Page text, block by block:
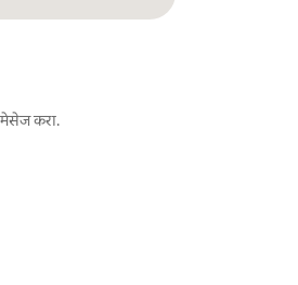
मेसेज करा.